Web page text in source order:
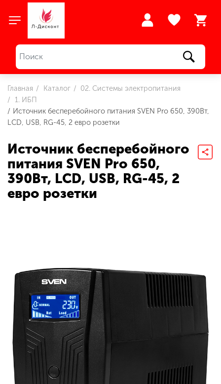
Главная Каталог
02. Системы электропитания
1. ИБП
Источник бесперебойного питания SVEN Pro 650, 390Вт,
LCD, USB, RG-45, 2 евро розетки
Источник бесперебойного
питания SVEN Pro 650,
390Вт, LCD, USB, RG-45, 2
евро розетки